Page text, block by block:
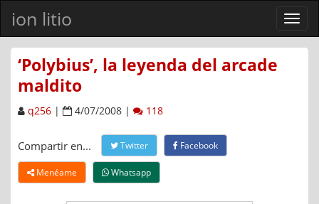
ion litio
Ver
menú
‘Polybius’, la leyenda del arcade
maldito
q256 | 4/07/2008 | 118
Compartir en... Twitter Facebook
Menéame Whatsapp